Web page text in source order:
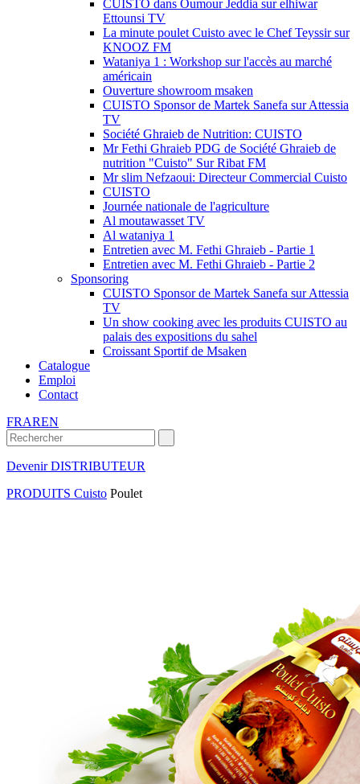
CUISTO dans Oumour Jeddia sur elhiwar
Ettounsi TV
La minute poulet Cuisto avec le Chef Teyssir sur
KNOOZ FM
Wataniya 1 : Workshop sur l'accès au marché
américain
Ouverture showroom msaken
CUISTO Sponsor de Martek Sanefa sur Attessia
TV
Société Ghraieb de Nutrition: CUISTO
Mr Fethi Ghraieb PDG de Société Ghraieb de
nutrition "Cuisto" Sur Ribat FM
Mr slim Nefzaoui: Directeur Commercial Cuisto
CUISTO
Journée nationale de l'agriculture
Al moutawasset TV
Al wataniya 1
Entretien avec M. Fethi Ghraieb - Partie 1
Entretien avec M. Fethi Ghraieb - Partie 2
Sponsoring
CUISTO Sponsor de Martek Sanefa sur Attessia
TV
Un show cooking avec les produits CUISTO au
palais des expositions du sahel
Croissant Sportif de Msaken
Catalogue
Emploi
Contact
FRAREN
Devenir DISTRIBUTEUR
PRODUITS Cuisto Poulet